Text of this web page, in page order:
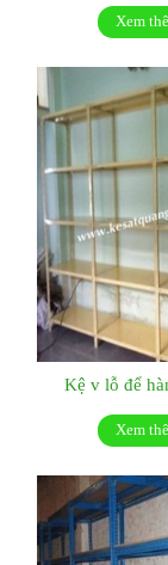
Xem
Kệ v lỗ để
Xem